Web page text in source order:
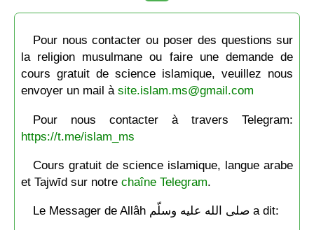
Pour nous contacter ou poser des questions sur
la religion musulmane ou faire une demande de
cours gratuit de science islamique, veuillez nous
envoyer un mail à site.islam.ms@gmail.com
Pour nous contacter à travers Telegram:
https://t.me/islam_ms
Cours gratuit de science islamique, langue arabe
et Tajwīd sur notre chaîne Telegram.
Le Messager de Allâh صلى الله عليه وسلّم a dit: